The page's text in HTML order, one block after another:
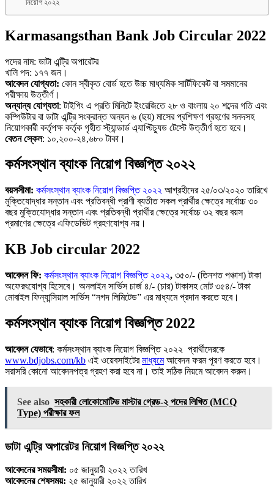
নিয়োগ ২০২২
Karmasangsthan Bank Job Circular 2022
পদের নাম: ডাটা এন্ট্রি অপারেটর
খালি পদ: ১৭৭ জন।
আবেদন যোগ্যতা: কোন স্বীকৃত বোর্ড হতে উচ্চ মাধ্যমিক সার্টিফিকেট বা সমমানের
পরীক্ষায় উত্তীর্ণ।
অন্যান্য যোগ্যতা: টাইপিং এ প্রতি মিনিটে ইংরেজিতে ২৮ ও বাংলায় ২০ শব্দের গতি এবং
কম্পিউটার বা ডাটা এন্ট্রি সংক্রান্ত অন্যন ৬ (ছয়) মাসের প্রশিক্ষণ গ্রহণের সনদসহ
নিয়োগকারী কর্তৃপক্ষ কর্তৃক গৃহীত স্ট্যান্ডার্ড এ্যাপ্টিচ্যুড টেস্টে উত্তীর্ণ হতে হবে।
বেতন স্কেল: ১০,২০০-২৪,৬৮০ টাকা।
কর্মসংস্থান ব্যাংক নিয়োগ বিজ্ঞপ্তি ২০২২
বয়সসীমা: কর্মসংস্থান ব্যাংক নিয়োগ বিজ্ঞপ্তি ২০২২ আগ্রহীদের ২৫/০৩/২০২০ তারিখে
মুক্তিযোদ্ধার সন্তান এবং প্রতিবন্ধী প্রাণী ব্যতীত সকল প্রার্থীর ক্ষেত্রে সর্বোচ্চ ৩০
বছর মুক্তিযোদ্ধার সন্তান এবং প্রতিবন্ধী প্রার্থীর ক্ষেত্রে সর্বোচ্চ ৩২ বছর বয়স
প্রমাণের ক্ষেত্রে এফিডেভিট গ্রহণযোগ্য নয়।
KB Job circular 2022
আবেদন ফি: কর্মসংস্থান ব্যাংক নিয়োগ বিজ্ঞপ্তি ২০২২, ৩৫০/- (তিনশত পঞ্চাশ) টাকা
অফেরৎযোগ্য হিসেবে। অনলাইন সার্ভিস চার্জ ৪/- (চার) টাকাসহ মোট ৩৫৪/- টাকা
মোবাইল ফিন্যান্সিয়াল সার্ভিস “নগদ লিমিটেড” এর মাধ্যমে প্রদান করতে হবে।
কর্মসংস্থান ব্যাংক নিয়োগ বিজ্ঞপ্তি 2022
আবেদন যেভাবে: কর্মসংস্থান ব্যাংক নিয়োগ বিজ্ঞপ্তি ২০২২ প্রার্থীদেরকে
www.bdjobs.com/kb এই ওয়েবসাইটেরমাধ্যমেআবেদন ফরম পূরণ করতে হবে।
সরাসরি কোনাে আবেদনপত্র গ্রহণ করা হবে না। তাই সঠিক নিয়মে আবেদন করুন।
See also সহকারী লোকোমোটিভ মাস্টার গ্রেড-২ পদের লিখিত (MCQ
Type) পরীক্ষার ফল
ডাটা এন্ট্রি অপারেটর নিয়োগ বিজ্ঞপ্তি ২০২২
আবেদনের সময়সীমা: ০৫ জানুয়ারী ২০২২ তারিখ
আবেদনের শেষসময়: ২৫ জানুয়ারী ২০২২ তারিখ